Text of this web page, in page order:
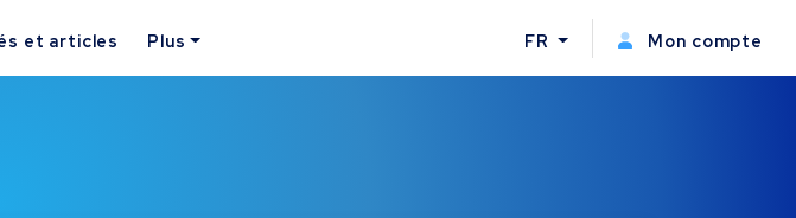
et articles Plus FR Mon compte